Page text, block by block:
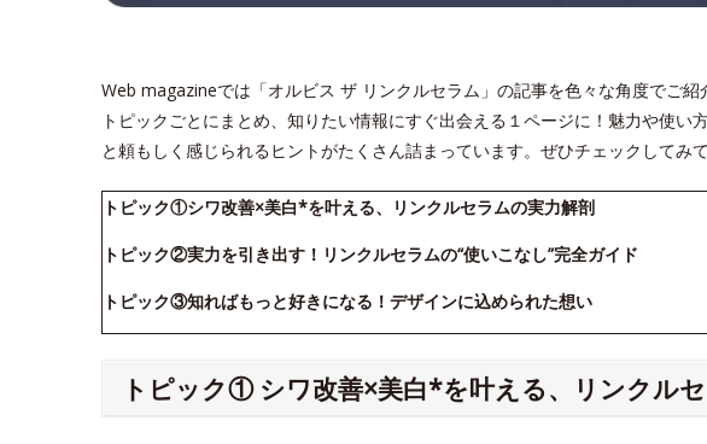
Web magazineでは「オルビス ザ リンクルセラム」の記事を色々な角度でご
トピックごとにまとめ、知りたい情報にすぐ出会える１ページに！魅力や使い
と頼もしく感じられるヒントがたくさん詰まっています。ぜひチェックしてみ
トピック①シワ改善×美白*を叶える、リンクルセラムの実力解剖
トピック②実力を引き出す！リンクルセラムの“使いこなし”完全ガイド
トピック③知ればもっと好きになる！デザインに込められた想い
トピック① シワ改善×美白*を叶える、リンクル